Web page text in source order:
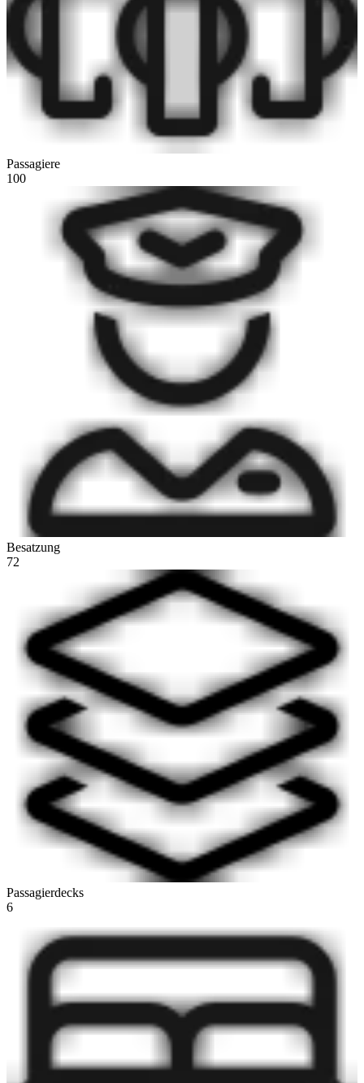
Passagiere
100
Besatzung
72
Passagierdecks
6